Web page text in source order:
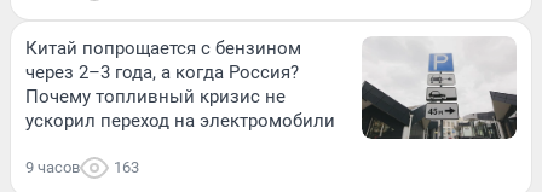
Китай попрощается с бензином
через 2–3 года, а когда Россия?
Почему топливный кризис не
ускорил переход на электромобили
9 часов 163